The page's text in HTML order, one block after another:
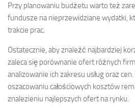
Przy planowaniu budżetu warto też
fundusze na nieprzewidziane wydatki,
trakcie prac.
Ostatecznie, aby znaleźć najbardziej
zaleca się porównanie ofert różnych
analizowanie ich zakresu usług oraz
oszacowaniu całościowych kosztów
znalezieniu najlepszych ofert na rynku.